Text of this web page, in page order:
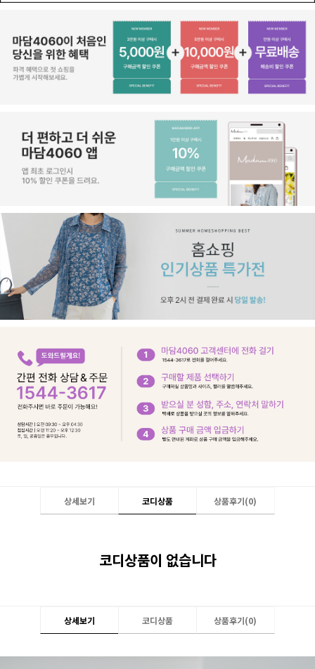
상세보기 코디상품 상품후기(0)
코디상품이 없습니다
상세보기 코디상품 상품후기(0)